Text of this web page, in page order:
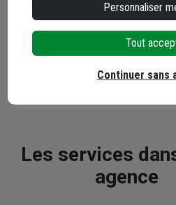
Les
Les services
agence
Personnaliser
Tout
Continuer sans